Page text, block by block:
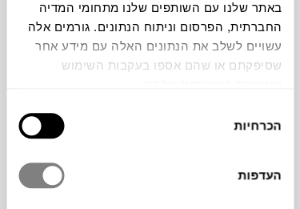
באתר שלנו עם השותפים שלנו מתחומי המדיה
החברתית, הפרסום וניתוח הנתונים. גורמים אלה
עשויים לשלב את הנתונים האלה עם מידע אחר
שסיפקתם או שהם אספו בעקבות השימוש
הסכמה
הכרחיות
העדפות
צבעים
הסדרה WAY למותג
בעל קו
עיצובי ייחודי ועמיד. הסדרה עשויה פוליאטסר
השטיחים והפריטים בה למתאימים גם לשימוש